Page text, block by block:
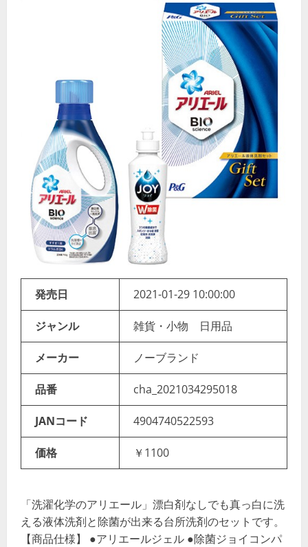
発売日 2021-01-29 10:00:00
ジャンル 雑貨・小物 日用品
メーカー ノーブランド
品番 cha_2021034295018
JANコード 4904740522593
価格 ￥1100
「洗濯化学のアリエール」漂白剤なしでも真っ白に洗
える液体洗剤と除菌が出来る台所洗剤のセットです。
【商品仕様】 ●アリエールジェル ●除菌ジョイコンパ